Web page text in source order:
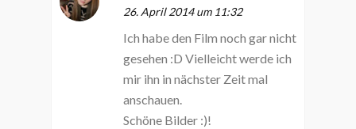
26. April 2014 um 11:32
Ich habe den Film noch gar nicht
gesehen :D Vielleicht werde ich
mir ihn in nächster Zeit mal
anschauen.
Schöne Bilder :)!